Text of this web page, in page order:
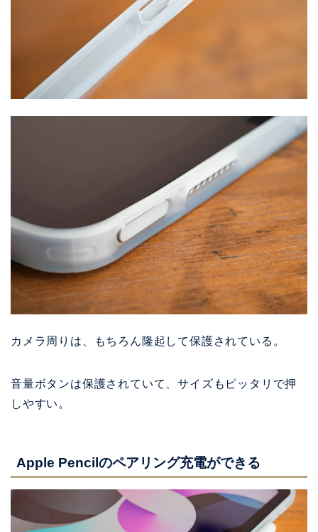
カメラ周りは、もちろん隆起して保護されている。
音量ボタンは保護されていて、サイズもピッタリで押
しやすい。
Apple Pencilのペアリング充電ができる